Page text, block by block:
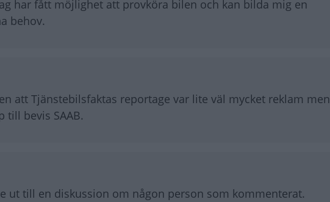
har fått möjlighet att provköra bilen och kan bilda mig en
behov.
att Tjänstebilsfaktas reportage var lite väl mycket reklam men
till bevis SAAB.
ut till en diskussion om någon person som kommenterat.